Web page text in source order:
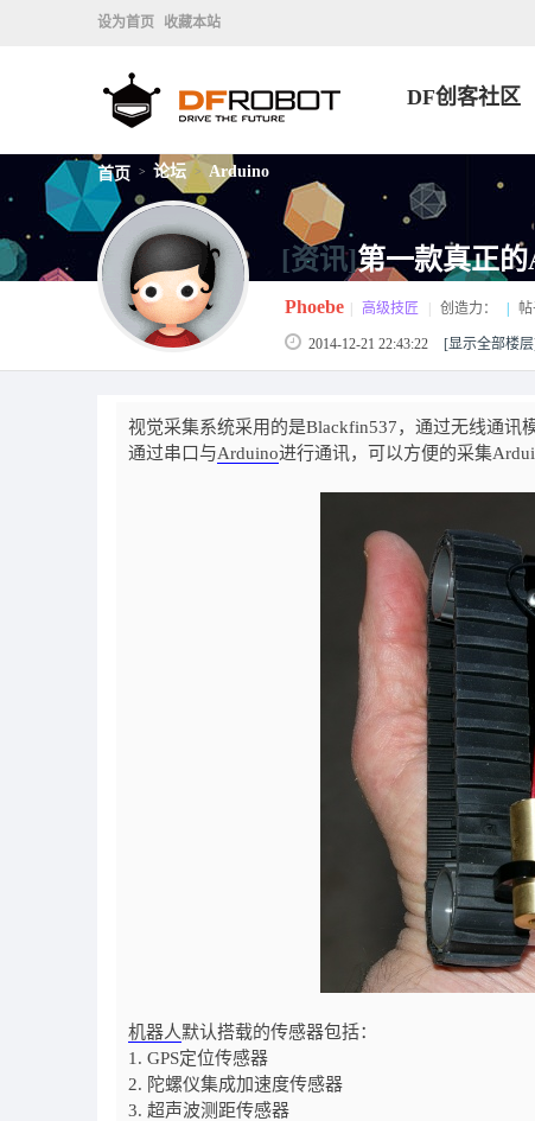
设为首页 收藏本站
DF创客社区
首页 > 论坛 > Arduino
[资讯]第一款真正
Phoebe 高级技匠 创造力： 帖
2014-12-21 22:43:22 [显示全部楼
视觉采集系统采用的是Blackfin537，通过无线通讯
通过串口与Arduino进行通讯，可以方便的采集
机器人默认搭载的传感器包括：
1. GPS定位传感器
2. 陀螺仪集成加速度传感器
3. 超声波测距传感器